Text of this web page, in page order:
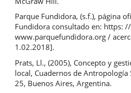
Parque Fundidora, (s.f.), página
Fundidora consultado en: https: //
www.parquefundidora.org /
1.02.2018].
Prats, Ll., (2005), Concepto y
local, Cuadernos de Antropología
25, Buenos Aires, Argentina.